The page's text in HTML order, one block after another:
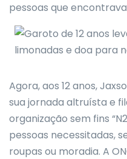
pessoas que
Agora, aos 12 anos,
sua jornada altruísta e
organização sem fins
pessoas necessitadas,
roupas ou moradia. A